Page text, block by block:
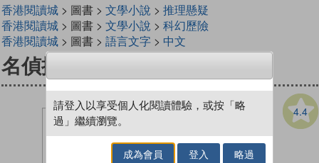
香港閱讀城> 圖書 > 文學小說 > 推理懸疑
香港閱讀城> 圖書 > 文學小說 > 科幻歷險
香港閱讀城> 圖書 > 語言文字> 中文
名偵探莫雷‧怪盜的犯罪預告
4.4
請登入以享受個人化閱讀體驗，或按「略
過」繼續瀏覽。
成為會員 登入 略過